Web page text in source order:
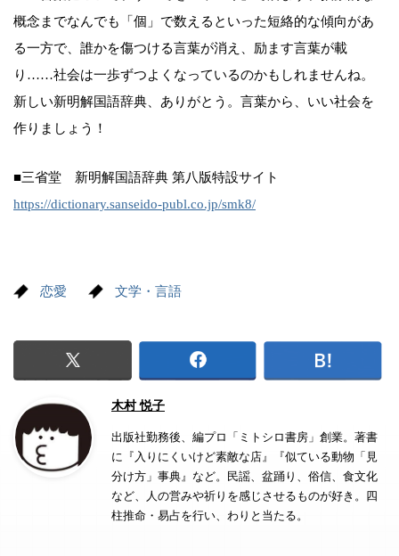
概念までなんでも「個」で数えるといった短絡的な傾向があ
る一方で、誰かを傷つける言葉が消え、励ます言葉が載
り……社会は一歩ずつよくなっているのかもしれませんね。
新しい新明解国語辞典、ありがとう。言葉から、いい社会を
作りましょう！
■三省堂 新明解国語辞典 第八版特設サイト
https://dictionary.sanseido-publ.co.jp/smk8/
恋愛 文学・言語
木村 悦子
出版社勤務後、編プロ「ミトシロ書房」創業。著書
に『入りにくいけど素敵な店』『似ている動物「見
分け方」事典』など。民謡、盆踊り、俗信、食文化
など、人の営みや祈りを感じさせるものが好き。四
柱推命・易占を行い、わりと当たる。